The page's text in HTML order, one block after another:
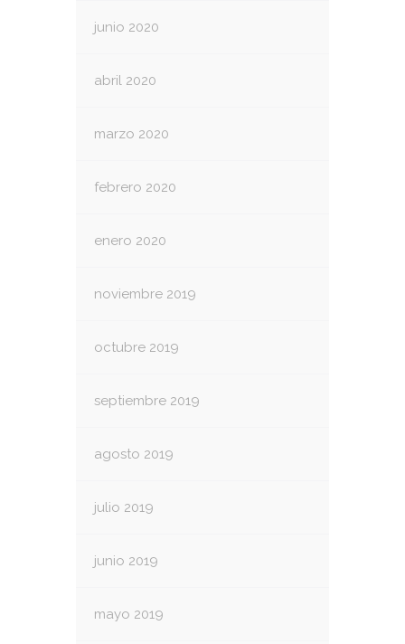
junio 2020
abril 2020
marzo 2020
febrero 2020
enero 2020
noviembre 2019
octubre 2019
septiembre 2019
agosto 2019
julio 2019
junio 2019
mayo 2019